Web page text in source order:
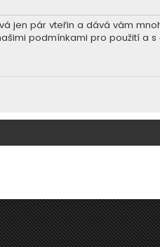
jen pár vteřin a dává vám
podmínkami pro použití a